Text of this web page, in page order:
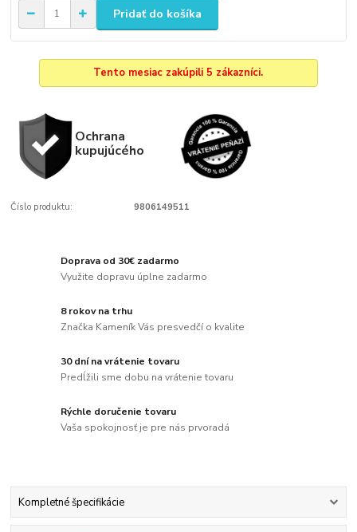
Pridať do košíka
Tento mesiac zakúpili 5 zákazníci.
Ochrana
kupujúcého
Číslo produktu: 9806149511
Doprava od 30€ zadarmo
Využite dopravu úplne zadarmo
8 rokov na trhu
Značka Kameník Vás presvedčí o kvalite
30 dní na vrátenie tovaru
Predĺžili sme dobu na vrátenie tovaru
Rýchle doručenie tovaru
Vaša spokojnosť je pre nás prvoradá
Kompletné špecifikácie